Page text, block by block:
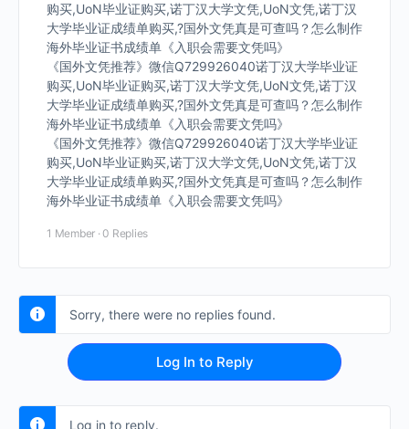
购买,UoN毕业证购买,诺丁汉大学文凭,UoN文凭,诺丁汉
大学毕业证成绩单购买,?国外文凭真是可查吗？怎么制作
海外毕业证书成绩单《入职会需要文凭吗》
《国外文凭推荐》微信Q729926040诺丁汉大学毕业证
购买,UoN毕业证购买,诺丁汉大学文凭,UoN文凭,诺丁汉
大学毕业证成绩单购买,?国外文凭真是可查吗？怎么制作
海外毕业证书成绩单《入职会需要文凭吗》
《国外文凭推荐》微信Q729926040诺丁汉大学毕业证
购买,UoN毕业证购买,诺丁汉大学文凭,UoN文凭,诺丁汉
大学毕业证成绩单购买,?国外文凭真是可查吗？怎么制作
海外毕业证书成绩单《入职会需要文凭吗》
1 Member · 0 Replies
Sorry, there were no replies found.
Log In to Reply
Log in to reply.